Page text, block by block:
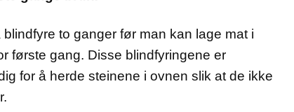
blindfyre to ganger før man kan lage mat i
første gang. Disse blindfyringene er
for å herde steinene i ovnen slik at de ikke